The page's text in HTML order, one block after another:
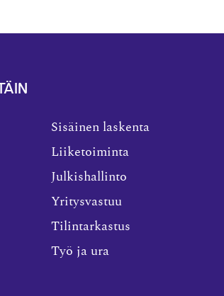
Sisäinen laskenta
Liiketoiminta
Julkishallinto
Yritysvastuu
Tilintarkastus
Työ ja ura